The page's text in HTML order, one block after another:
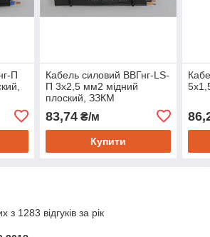
П
Кабель силовий ВВГнг-LS-
П 3х2,5 мм2 мідний
плоский, ЗЗКМ
83,74₴/м
Купити
з 1283 відгуків за рік